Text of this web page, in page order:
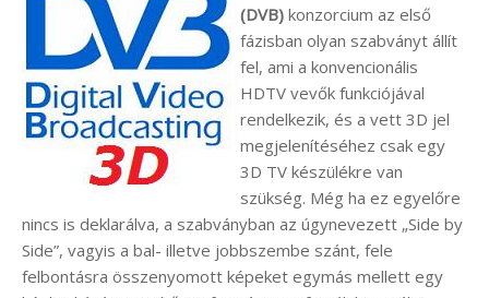
(DVB) konzorcium az első
fázisban olyan szabványt állít
fel, ami a konvencionális
HDTV vevők funkciójával
rendelkezik, és a vett 3D jel
megjelenítéséhez csak egy
3D TV készülékre van
szükség. Még ha ez egyelőre
nincs is deklarálva, a szabványban az úgynevezett „Side by
Side”, vagyis a bal- illetve jobbszembe szánt, fele
felbontásra összenyomott képeket egymás mellett egy